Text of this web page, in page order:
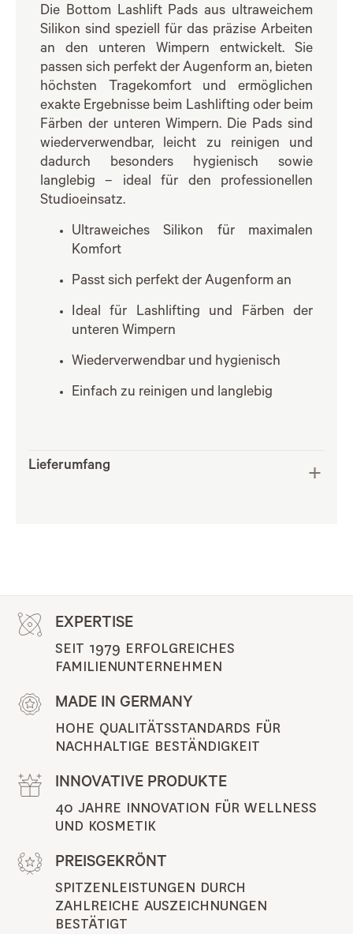
Die Bottom Lashlift Pads aus ultraweichem
Silikon sind speziell für das präzise Arbeiten
an den unteren Wimpern entwickelt. Sie
passen sich perfekt der Augenform an, bieten
höchsten Tragekomfort und ermöglichen
exakte Ergebnisse beim Lashlifting oder beim
Färben der unteren Wimpern. Die Pads sind
wiederverwendbar, leicht zu reinigen und
dadurch besonders hygienisch sowie
langlebig – ideal für den professionellen
Studioeinsatz.
Ultraweiches Silikon für maximalen
Komfort
Passt sich perfekt der Augenform an
Ideal für Lashlifting und Färben der
unteren Wimpern
Wiederverwendbar und hygienisch
Einfach zu reinigen und langlebig
Lieferumfang
EXPERTISE
SEIT 1979 ERFOLGREICHES
FAMILIENUNTERNEHMEN
MADE IN GERMANY
HOHE QUALITÄTSSTANDARDS FÜR
NACHHALTIGE BESTÄNDIGKEIT
INNOVATIVE PRODUKTE
40 JAHRE INNOVATION FÜR WELLNESS
UND KOSMETIK
PREISGEKRÖNT
SPITZENLEISTUNGEN DURCH
ZAHLREICHE AUSZEICHNUNGEN
BESTÄTIGT